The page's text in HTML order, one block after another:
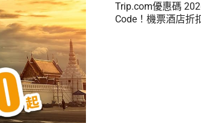
Trip.com優惠碼
Code！機票酒店折